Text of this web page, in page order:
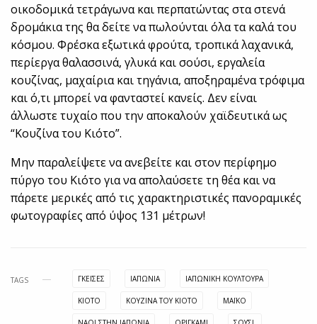
οικοδομικά τετράγωνα και περπατώντας στα στενά
δρομάκια της θα δείτε να πωλούνται όλα τα καλά του
κόσμου. Φρέσκα εξωτικά φρούτα, τροπικά λαχανικά,
περίεργα θαλασσινά, γλυκά και σούσι, εργαλεία
κουζίνας, μαχαίρια και τηγάνια, αποξηραμένα τρόφιμα
και ό,τι μπορεί να φανταστεί κανείς. Δεν είναι
άλλωστε τυχαίο που την αποκαλούν χαϊδευτικά ως
“Κουζίνα του Κιότο”.
Μην παραλείψετε να ανεβείτε και στον περίφημο
πύργο του Κιότο για να απολαύσετε τη θέα και να
πάρετε μερικές από τις χαρακτηριστικές πανοραμικές
φωτογραφίες από ύψος 131 μέτρων!
TAGS ΓΚΈΙΣΕΣ ΙΑΠΩΝΊΑ ΙΑΠΩΝΙΚΉ ΚΟΥΛΤΟΎΡΑ
ΚΙΌΤΟ ΚΟΥΖΊΝΑ ΤΟΥ ΚΙΌΤΟ ΜΆΙΚΟ